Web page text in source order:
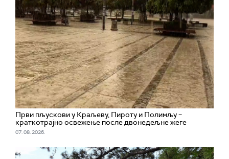
Први пљускови у Краљеву, Пироту и Полимљу –
краткотрајно освежење после двонедељне жеге
07. 08. 2026.